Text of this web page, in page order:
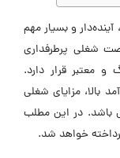
و بسیار مهم
شغلی پرطرفداری
معتبر قرار دارد.
بالا، مزایای شغلی
باشد. در این مطلب
خواهد شد.